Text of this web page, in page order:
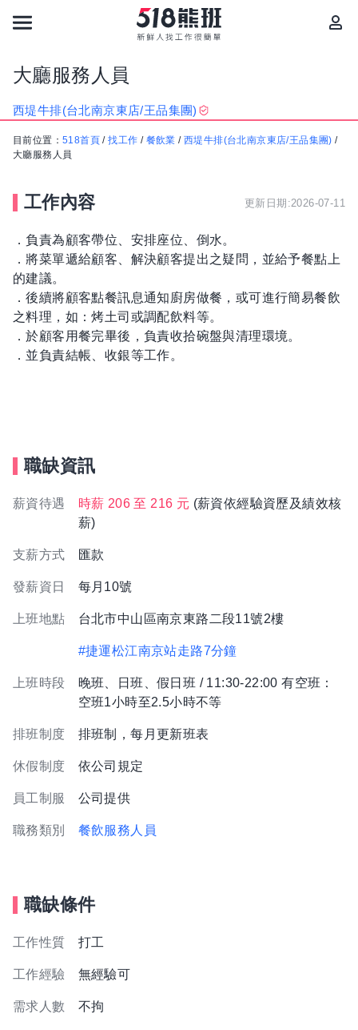
大廳服務人員
西堤牛排(台北南京東店/王品集團)
目前位置： 518首頁 /找工作 / 餐飲業 /西堤牛排(台北南京東店/王品集團) /
大廳服務人員
工作內容 更新日期:2026-07-11
．負責為顧客帶位、安排座位、倒水。
．將菜單遞給顧客、解決顧客提出之疑問，並給予餐點上
的建議。
．後續將顧客點餐訊息通知廚房做餐，或可進行簡易餐飲
之料理，如：烤土司或調配飲料等。
．於顧客用餐完畢後，負責收拾碗盤與清理環境。
．並負責結帳、收銀等工作。
職缺資訊
薪資待遇 時薪 206 至 216 元 (薪資依經驗資歷及績效核
薪)
支薪方式 匯款
發薪資日 每月10號
上班地點 台北市中山區南京東路二段11號2樓
#捷運松江南京站走路7分鐘
上班時段
晚班、日班、假日班 / 11:30-22:00 有空班：
空班1小時至2.5小時不等
排班制度 排班制，每月更新班表
休假制度 依公司規定
員工制服 公司提供
職務類別 餐飲服務人員
職缺條件
工作性質 打工
工作經驗 無經驗可
需求人數 不拘